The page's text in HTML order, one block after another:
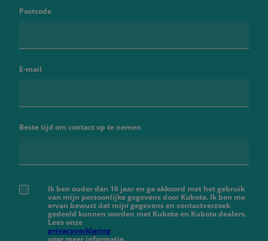
Postcode
E-mail
Beste tijd om contact op te nemen
Ik ben ouder dan 16 jaar en ga akkoord met het gebruik
van mijn persoonlijke gegevens door Kubota. Ik ben me
ervan bewust dat mijn gegevens en contactverzoek
gedeeld kunnen worden met Kubota en Kubota dealers.
Lees onze
privacyverklaring
voor meer informatie.